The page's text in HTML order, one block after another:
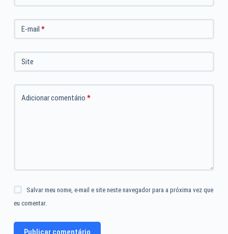
E-mail *
Site
Adicionar comentário *
Salvar meu nome, e-mail e site neste navegador para a próxima vez que
eu comentar.
Publicar comentário